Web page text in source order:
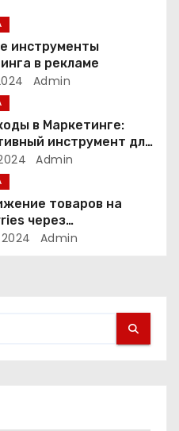
инструменты
в рекламе
Admin
в Маркетинге:
инструмент для
продаж и
клиентов
Admin
товаров на
через
в 2024 году:
Admin